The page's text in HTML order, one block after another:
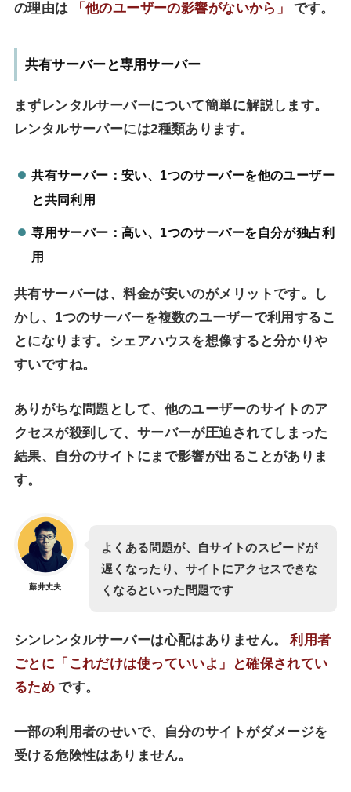
の理由は
「他のユーザーの影響がないから」 です。
共有サーバーと専用サーバー
まずレンタルサーバーについて簡単に解説します。
レンタルサーバーには2種類あります。
共有サーバー：安い、1つのサーバーを他のユーザー
と共同利用
専用サーバー：高い、1つのサーバーを自分が独占利
用
共有サーバーは、料金が安いのがメリットです。し
かし、1つのサーバーを複数のユーザーで利用するこ
とになります。シェアハウスを想像すると分かりや
すいですね。
ありがちな問題として、他のユーザーのサイトのア
クセスが殺到して、サーバーが圧迫されてしまった
結果、自分のサイトにまで影響が出ることがありま
す。
藤井丈夫
よくある問題が、自サイトのスピードが
遅くなったり、サイトにアクセスできな
くなるといった問題です
シンレンタルサーバーは心配はありません。
利用者
ごとに「これだけは使っていいよ」と確保されてい
るため です。
一部の利用者のせいで、自分のサイトがダメージを
受ける危険性はありません。